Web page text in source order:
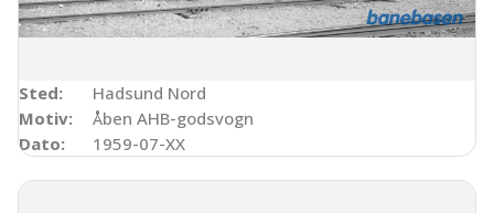
Sted:
Hadsund Nord
Motiv:
Åben AHB-godsvogn
Dato:
1959-07-XX